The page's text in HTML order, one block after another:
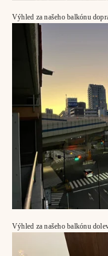
Výhled za našeho balkónu
Výhled za našeho balkónu